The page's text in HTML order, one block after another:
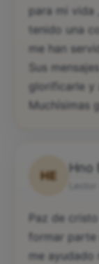
para mi vida
tenido una
me han
Sus
glorificarle y
Muchísimas
HE
Hno
Paz de
formar
me ayudado